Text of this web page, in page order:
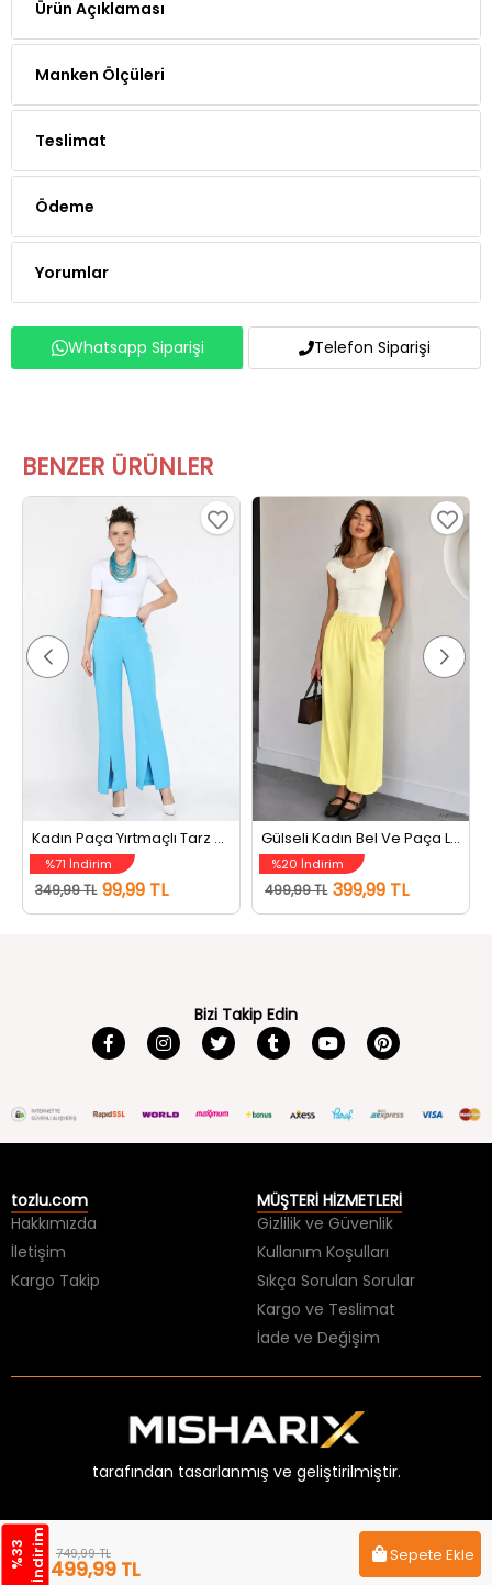
%
3
3
İ
n
d
i
r
i m 749,99 TL
499,99 TL
Sepete Ekle
Ürün Açıklaması
Manken Ölçüleri
Teslimat
Ödeme
Yorumlar
Whatsapp Siparişi Telefon Siparişi
BENZER ÜRÜNLER
Kadın Paça Yırtmaçlı Tarz Pantolon Mavi
%71 İndirim
349,99 TL 99,99 TL
Gülseli Kadın Bel Ve Paça Lastikli Şalvar Model Pantolon Sarı
%20 İndirim
499,99 TL 399,99 TL
Bizi Takip Edin
tozlu.com
Hakkımızda
İletişim
Kargo Takip
MÜŞTERİ HİZMETLERİ
Gizlilik ve Güvenlik
Kullanım Koşulları
Sıkça Sorulan Sorular
Kargo ve Teslimat
İade ve Değişim
tarafından tasarlanmış ve geliştirilmiştir.